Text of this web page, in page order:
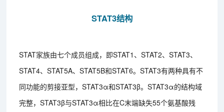
STAT3结构
STAT家族由七个成员组成，即STAT1、STAT2、STAT3、
STAT4、STAT5A、STAT5B和STAT6。STAT3有两种具有不
同功能的剪接亚型，STAT3α和STAT3β。STAT3α的结构域
完整，STAT3β与STAT3α相比在C末端缺失55个氨基酸残